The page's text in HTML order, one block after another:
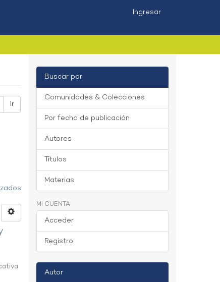
Ingresar
Ir
Buscar por
Comunidades & Colecciones
Por fecha de publicación
Autores
Títulos
Materias
MI CUENTA
Acceder
Registro
Autor